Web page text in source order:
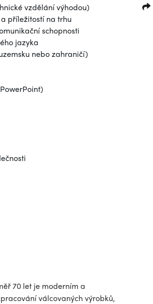
vzdělání výhodou)
příležitostí na trhu
schopnosti
jazyka
nebo zahraničí)
70 let je moderním a
válcovaných výrobků,